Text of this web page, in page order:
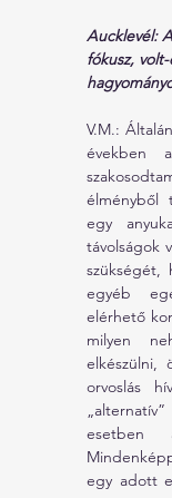
Aucklevél:
fókusz,
V.M.:
években
élményből
egy
távolságok
szükségét,
egyéb
elérhető
milyen
elkészülni,
orvoslás
esetben
egy adott